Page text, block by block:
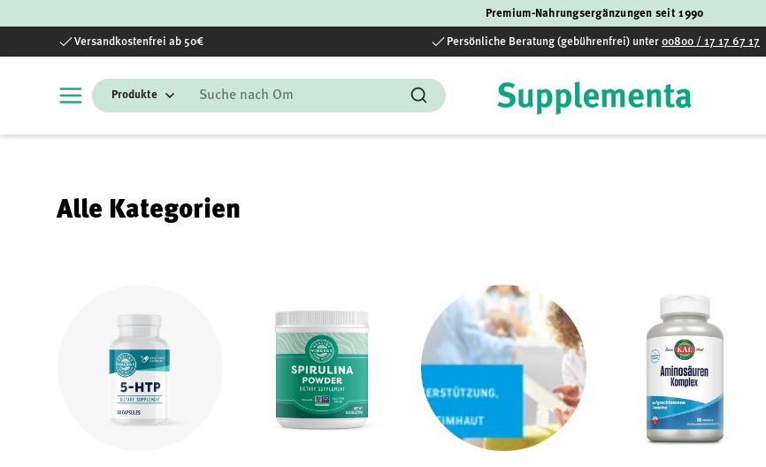
Direkt zum Inhalt
Premium-Nahrungsergänzungen seit 1990
Versandkostenfrei ab 50€ Persönliche Beratung (gebührenfrei) unter 00800 / 17 17 67 17
Suchen
Suchen
Alle Kategorien